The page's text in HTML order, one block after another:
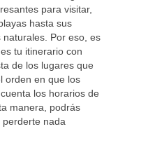
para visitar,
hasta sus
Por eso, es
tu itinerario con
de los lugares que
orden en que los
los horarios de
manera, podrás
nada